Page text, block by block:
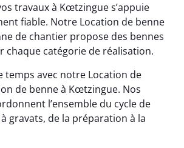
travaux à Kœtzingue s’appuie
fiable. Notre Location de benne
de chantier propose des bennes
chaque catégorie de réalisation.
temps avec notre Location de
de benne à Kœtzingue. Nos
l’ensemble du cycle de
gravats, de la préparation à la